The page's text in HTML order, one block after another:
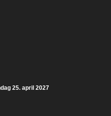
25. april 2027